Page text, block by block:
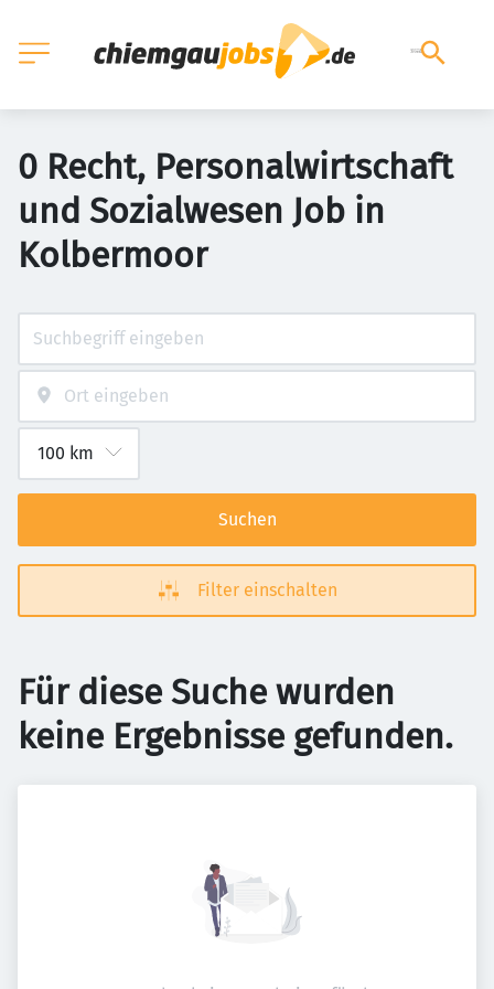
0 Recht, Personalwirtschaft
und Sozialwesen Job in
Kolbermoor
Suchen
Filter einschalten
Für diese Suche wurden
keine Ergebnisse gefunden.